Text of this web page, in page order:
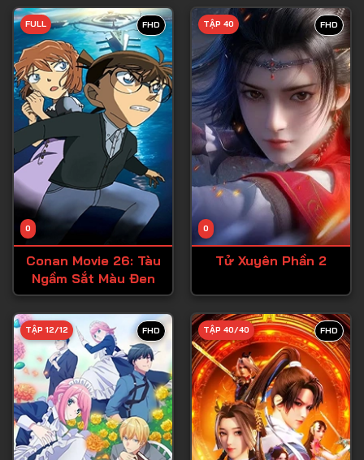
Tập 29
Tập 30
Tập 31
Tập 32
Tập 33
Tập 34
Tập 36
Tập 39
Tập 40
Tập 41
Tập 42
Tập 43
Tập 44
FHD
0
FULL
Conan Movie 26: Tàu
Ngầm Sắt Màu Đen
FHD
0
TẬP 40
Tử Xuyên Phần 2
FHD
TẬP 12/12 FHD
TẬP 40/40